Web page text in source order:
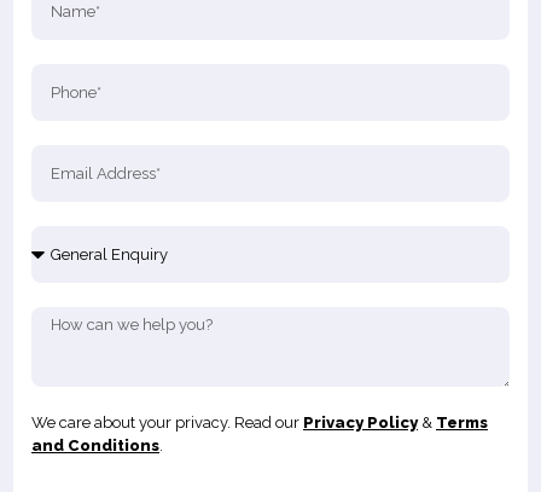
We care about your privacy. Read our Privacy Policy& Terms
and Conditions.